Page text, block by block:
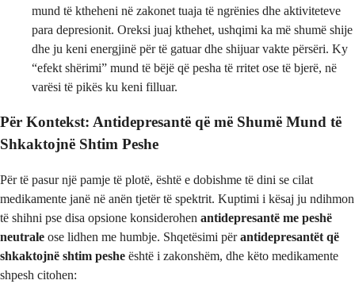
mund të ktheheni në zakonet tuaja të ngrënies dhe aktiviteteve
para depresionit. Oreksi juaj kthehet, ushqimi ka më shumë shije
dhe ju keni energjinë për të gatuar dhe shijuar vakte përsëri. Ky
“efekt shërimi” mund të bëjë që pesha të rritet ose të bjerë, në
varësi të pikës ku keni filluar.
Për Kontekst: Antidepresantë që më Shumë Mund të
Shkaktojnë Shtim Peshe
Për të pasur një pamje të plotë, është e dobishme të dini se cilat
medikamente janë në anën tjetër të spektrit. Kuptimi i kësaj ju ndihmon
të shihni pse disa opsione konsiderohen antidepresantë me peshë
neutrale ose lidhen me humbje. Shqetësimi përantidepresantët që
shkaktojnë shtim peshe është i zakonshëm, dhe këto medikamente
shpesh citohen: